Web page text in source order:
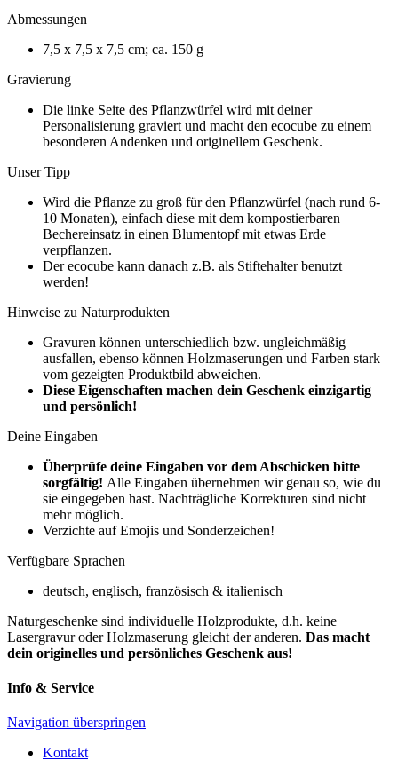
Abmessungen
7,5 x 7,5 x 7,5 cm; ca. 150 g
Gravierung
Die linke Seite des Pflanzwürfel wird mit deiner
Personalisierung graviert und macht den ecocube zu einem
besonderen Andenken und originellem Geschenk.
Unser Tipp
Wird die Pflanze zu groß für den Pflanzwürfel (nach rund 6-
10 Monaten), einfach diese mit dem kompostierbaren
Bechereinsatz in einen Blumentopf mit etwas Erde
verpflanzen.
Der ecocube kann danach z.B. als Stiftehalter benutzt
werden!
Hinweise zu Naturprodukten
Gravuren können unterschiedlich bzw. ungleichmäßig
ausfallen, ebenso können Holzmaserungen und Farben stark
vom gezeigten Produktbild abweichen.
Diese Eigenschaften machen dein Geschenk einzigartig
und persönlich!
Deine Eingaben
Überprüfe deine Eingaben vor dem Abschicken bitte
sorgfältig! Alle Eingaben übernehmen wir genau so, wie du
sie eingegeben hast. Nachträgliche Korrekturen sind nicht
mehr möglich.
Verzichte auf Emojis und Sonderzeichen!
Verfügbare Sprachen
deutsch, englisch, französisch & italienisch
Naturgeschenke sind individuelle Holzprodukte, d.h. keine
Lasergravur oder Holzmaserung gleicht der anderen. Das macht
dein originelles und persönliches Geschenk aus!
Info & Service
Navigation überspringen
Kontakt